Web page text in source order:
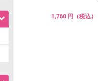
1,760 円（税込）